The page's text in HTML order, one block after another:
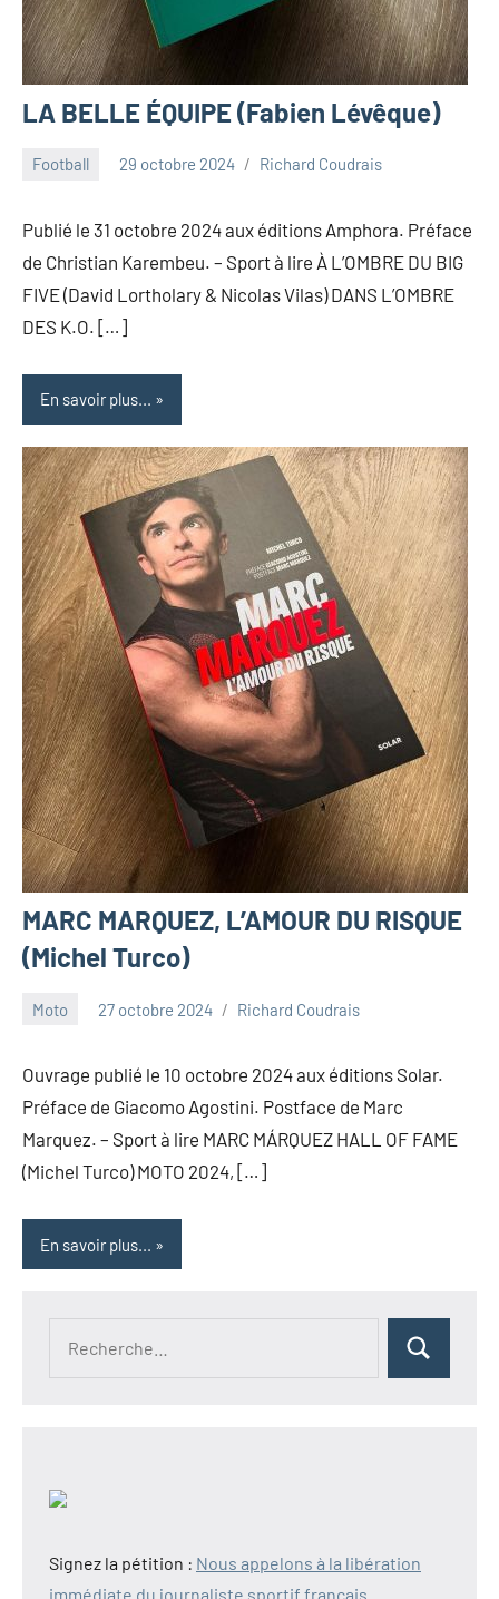
LA BELLE ÉQUIPE (Fabien Lévêque)
Football 29 octobre 2024 Richard Coudrais
Publié le 31 octobre 2024 aux éditions Amphora. Préface
de Christian Karembeu. – Sport à lire À L’OMBRE DU BIG
FIVE (David Lortholary & Nicolas Vilas) DANS L’OMBRE
DES K.O. […]
En savoir plus...
MARC MARQUEZ, L’AMOUR DU RISQUE
(Michel Turco)
Moto 27 octobre 2024 Richard Coudrais
Ouvrage publié le 10 octobre 2024 aux éditions Solar.
Préface de Giacomo Agostini. Postface de Marc
Marquez. – Sport à lire MARC MÁRQUEZ HALL OF FAME
(Michel Turco) MOTO 2024, […]
En savoir plus...
Rechercher
Signez la pétition : Nous appelons à la libération
immédiate du journaliste sportif français